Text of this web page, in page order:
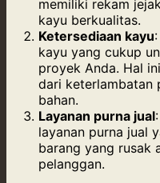
memiliki rekam
kayu berkualitas.
Ketersediaan kayu
kayu yang cukup
proyek Anda. Hal
dari keterlambatan
bahan.
Layanan purna jual
layanan purna jual
barang yang rusak
pelanggan.